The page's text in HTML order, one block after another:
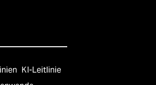
KI-Leitlinie